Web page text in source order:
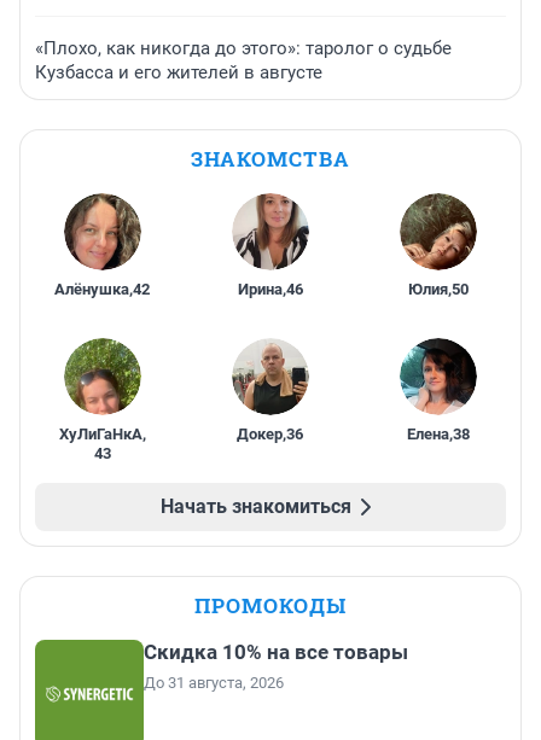
«Плохо, как никогда до этого»: таролог о судьбе
Кузбасса и его жителей в августе
ЗНАКОМСТВА
Алёнушка,42 Ирина,46 Юлия,50
ХуЛиГаНкА,
43
Докер,36 Елена,38
Начать знакомиться
ПРОМОКОДЫ
Скидка 10% на все товары
До 31 августа, 2026